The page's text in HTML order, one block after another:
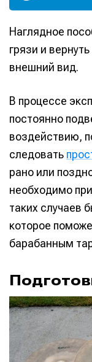
Наглядное
грязи и
внешний вид.
В процессе
постоянно
воздействию,
следовать
рано или
необходимо
таких случаев
которое
барабанным